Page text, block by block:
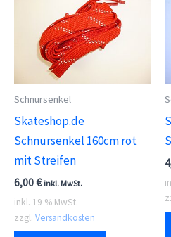
Schnürsenkel
Skateshop.de
Schnürsenkel 160cm rot
mit Streifen
6,00€ inkl. MwSt.
inkl. 19 % MwSt.
zzgl. Versandkosten